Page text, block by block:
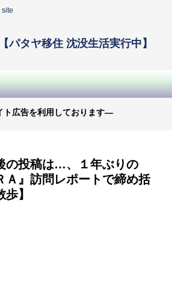
site
パタヤ移住 沈没生活実行中】
広告を利用しております—
の投稿は…、１年ぶりの
Ａ』訪問レポートで締め括
】